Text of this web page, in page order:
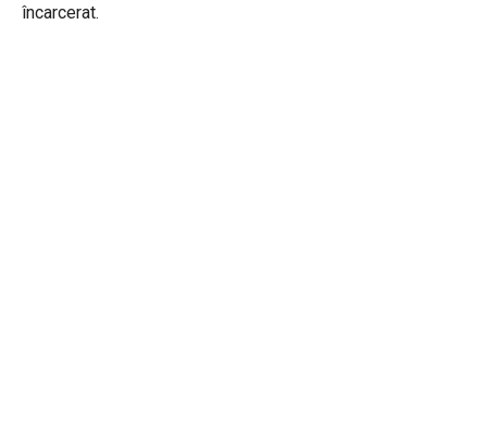
încarcerat.